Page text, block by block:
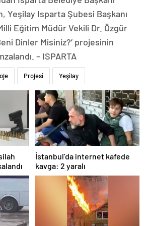
Yeşilay Isparta Şubesi Başkanı
Eğitim Müdür Vekili Dr. Özgür
Dinler Misiniz?’ projesinin
– ISPARTA
Projesi Yeşilay
İstanbul’da internet kafede
kavga: 2 yaralı